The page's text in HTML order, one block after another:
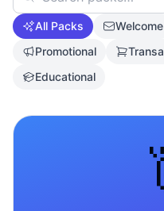
All Packs Welcome
Promotional
Educational